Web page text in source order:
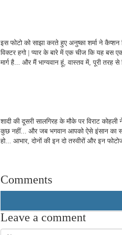
इस फोटो को साझा करते हुए अनुष्का शर्मा ने
विक्टर हगो | प्यार के बारे में एक चीज कि यह बस
मार्ग है... और मैं भाग्यवान हूं, वास्तव में, पूरी तरह
शादी की दूसरी सालगिरह के मौके पर विराट
कुछ नहीं... और जब भगवान आपको ऐसे इंसान का
हो... आभार, दोनों की इन दो तस्वीरों और इन
Comments
Leave a comment